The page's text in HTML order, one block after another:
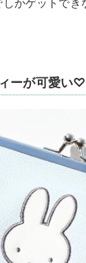
かゲットで
ーが可愛い